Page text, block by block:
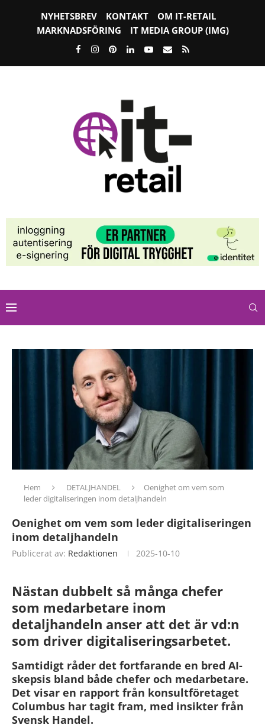
NYHETSBREV KONTAKT
OM IT-RETAIL
MARKNADSFÖRING
IT MEDIA GROUP (IMG)
Hem DETALJHANDEL
Oenighet om vem som
leder digitaliseringen inom detaljhandeln
Oenighet om vem som leder digitaliseringen
inom detaljhandeln
Publicerat av: Redaktionen 2025-10-10
Nästan dubbelt så många chefer
som medarbetare inom
detaljhandeln anser att det är vd:n
som driver digitaliseringsarbetet.
Samtidigt råder det fortfarande en bred AI-
skepsis bland både chefer och medarbetare.
Det visar en rapport från konsultföretaget
Columbus har tagit fram, med insikter från
Svensk Handel.